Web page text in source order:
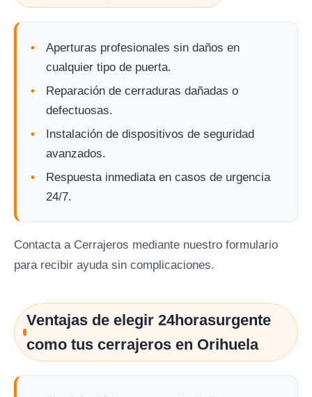
Aperturas profesionales sin daños en
cualquier tipo de puerta.
Reparación de cerraduras dañadas o
defectuosas.
Instalación de dispositivos de seguridad
avanzados.
Respuesta inmediata en casos de urgencia
24/7.
Contacta a Cerrajeros mediante nuestro formulario
para recibir ayuda sin complicaciones.
Ventajas de elegir 24horasurgente
como tus cerrajeros en Orihuela